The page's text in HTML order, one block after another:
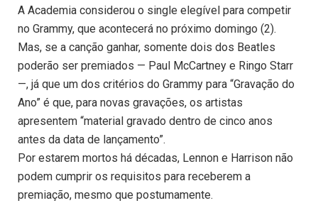
A Academia considerou o single elegível para competir
no Grammy, que acontecerá no próximo domingo (2).
Mas, se a canção ganhar, somente dois dos Beatles
poderão ser premiados — Paul McCartney e Ringo Starr
—, já que um dos critérios do Grammy para “Gravação do
Ano” é que, para novas gravações, os artistas
apresentem “material gravado dentro de cinco anos
antes da data de lançamento”.
Por estarem mortos há décadas, Lennon e Harrison não
podem cumprir os requisitos para receberem a
premiação, mesmo que postumamente.